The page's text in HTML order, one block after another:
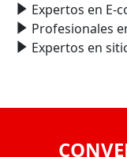
Expertos en E-
Profesionales
Expertos en